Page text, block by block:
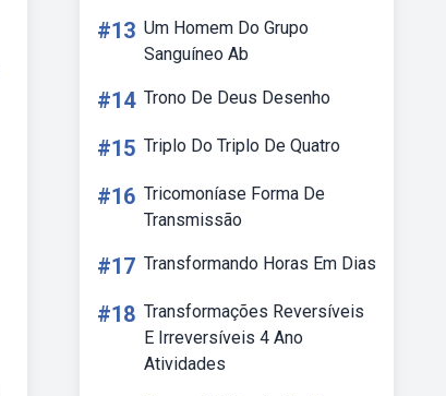
#13 Um Homem Do Grupo
Sanguíneo Ab
#14 Trono De Deus Desenho
#15 Triplo Do Triplo De Quatro
#16 Tricomoníase Forma De
Transmissão
#17 Transformando Horas Em Dias
#18 Transformações Reversíveis
E Irreversíveis 4 Ano
Atividades